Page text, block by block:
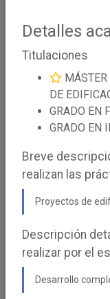
Activas
2025-26
REINICIAR
las
Detalles
Titulaciones
MÁSTER
DE
GRADO EN
GRADO EN
Breve
realizan las
Proyectos de
Descripción
realizar por el
Desarrollo